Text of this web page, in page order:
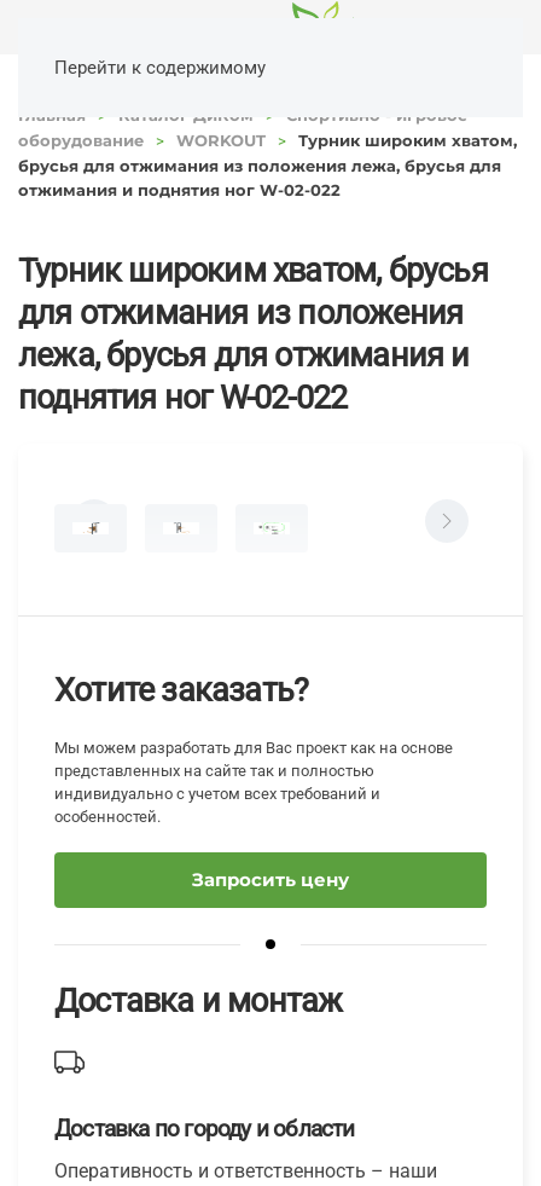
Перейти к содержимому
Главная Каталог ДиКом
Спортивно - игровое
оборудование
WORKOUT
Турник широким хватом,
брусья для отжимания из положения лежа, брусья для
отжимания и поднятия ног W-02-022
Турник широким хватом, брусья
для отжимания из положения
лежа, брусья для отжимания и
поднятия ног W-02-022
Хотите заказать?
Мы можем разработать для Вас проект как на основе
представленных на сайте так и полностью
индивидуально с учетом всех требований и
особенностей.
Запросить цену
Доставка и монтаж
Доставка по городу и области
Оперативность и ответственность – наши